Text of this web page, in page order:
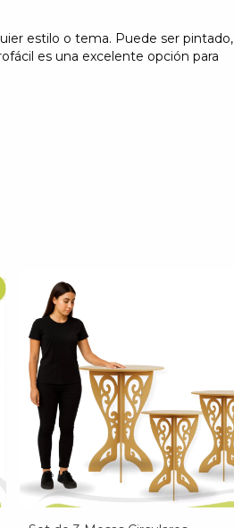
estilo o tema. Puede ser pintado,
es una excelente opción para